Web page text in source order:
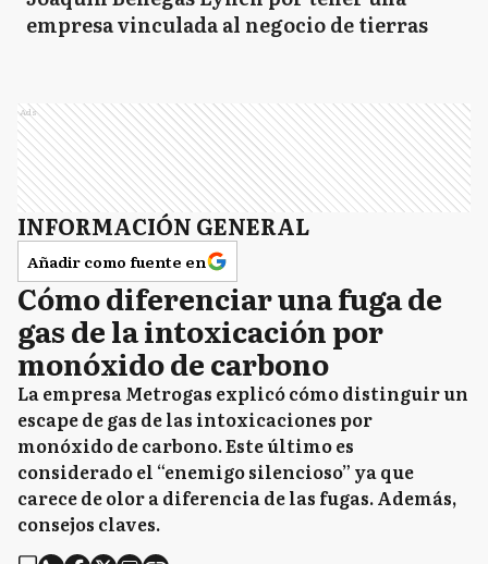
empresa vinculada al negocio de tierras
Ads
INFORMACIÓN GENERAL
Añadir como fuente en
Cómo diferenciar una fuga de
gas de la intoxicación por
monóxido de carbono
La empresa Metrogas explicó cómo distinguir un
escape de gas de las intoxicaciones por
monóxido de carbono. Este último es
considerado el “enemigo silencioso” ya que
carece de olor a diferencia de las fugas. Además,
consejos claves.